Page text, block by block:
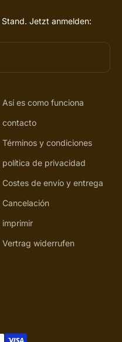
Jetzt anmelden:
Así es como funciona
contacto
Términos y condiciones
política de privacidad
Costes de envío y entrega
Cancelación
imprimir
Vertrag widerrufen